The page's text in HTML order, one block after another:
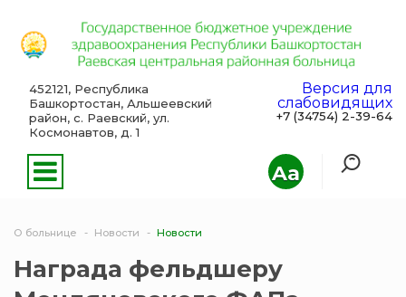
Aa
452121, Республика
Башкортостан, Альшеевский
район, с. Раевский, ул.
Космонавтов, д. 1
Версия для
слабовидящих
+7 (34754) 2-39-64
О больнице Новости Новости
Награда фельдшеру